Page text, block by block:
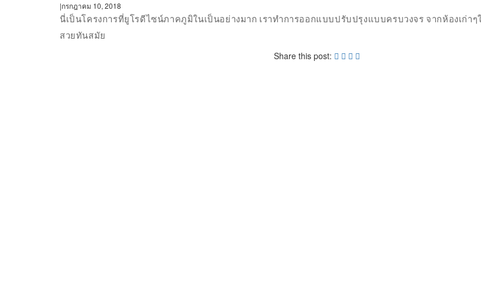
|กรกฎาคม 10, 2018
นี่เป็นโครงการที่ยูโรดีไซน์ภาคภูมิในเป็นอย่างมาก เราทำการออกแบบปรับปรุงแบบครบวงจร จากห้องเก่าๆ
สวยทันสมัย
Share this post: